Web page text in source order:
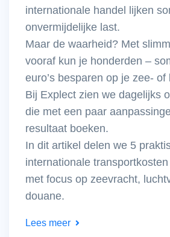
internationale handel lijken
onvermijdelijke last.
Maar de waarheid? Met
vooraf kun je honderden –
euro’s besparen op je zee- of
Bij Explect zien we dagelijks
die met een paar
resultaat boeken.
In dit artikel delen we 5
internationale
met focus op zeevracht,
douane.
Lees meer